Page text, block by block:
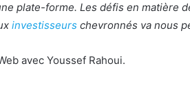
plate-forme. Les défis en matière
investisseurs chevronnés va nous
avec Youssef Rahoui.